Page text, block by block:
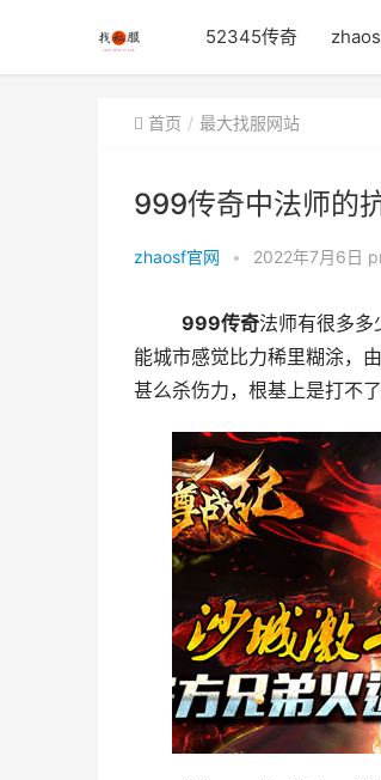
52345传奇
首页 最大找服网站
999传奇中法师的
zhaosf官网 • 2022年7月6日
999传奇法师有很多
能城市感觉比力稀里糊涂，
甚么杀伤力，根基上是打不